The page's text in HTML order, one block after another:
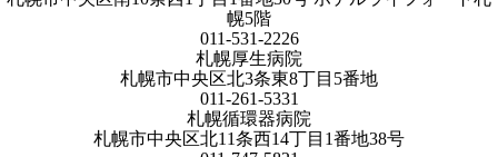
幌5階
011-531-2226
札幌厚生病院
札幌市中央区北3条東8丁目5番地
011-261-5331
札幌循環器病院
札幌市中央区北11条西14丁目1番地38号